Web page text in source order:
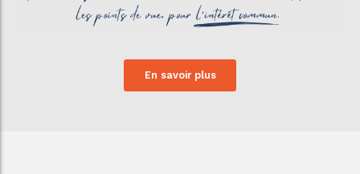
En savoir plus